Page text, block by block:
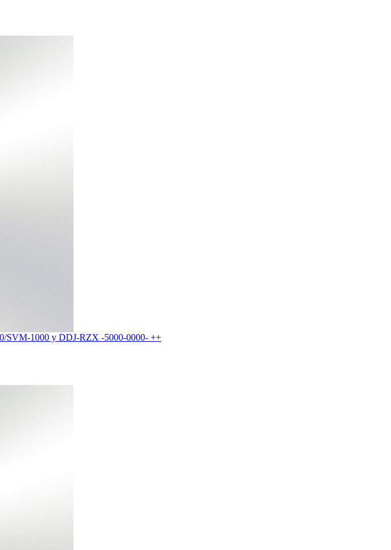
SVM-1000 y DDJ-RZX -5000-0000- ++